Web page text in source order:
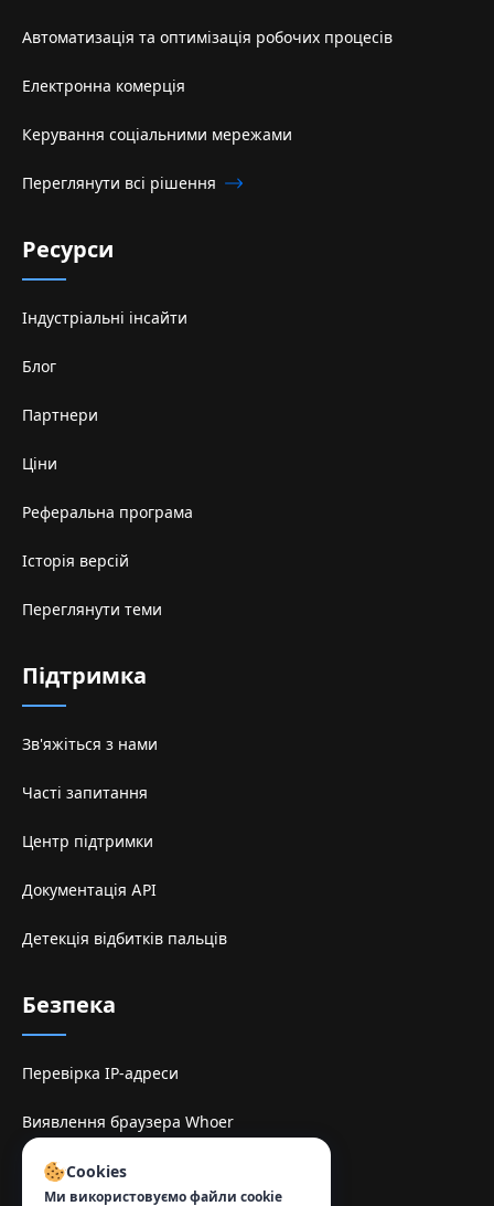
Автоматизація та оптимізація робочих процесів
Електронна комерція
Керування соціальними мережами
Переглянути всі рішення
Ресурси
Індустріальні інсайти
Блог
Партнери
Ціни
Реферальна програма
Історія версій
Переглянути теми
Підтримка
Зв'яжіться з нами
Часті запитання
Центр підтримки
Документація API
Детекція відбитків пальців
Безпека
Перевірка IP-адреси
Виявлення браузера Whoer
TamilMV Espelhe Sitesi
Cookies
Ми використовуємо файли cookie